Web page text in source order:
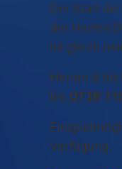
Der Start
der Herren
ist gleich
Herren B bis
bis QTTR
Verfügung.